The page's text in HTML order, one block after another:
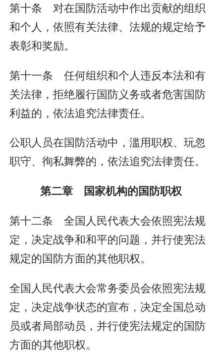
第十条 对在国防活动中作出贡献的组织
和个人，依照有关法律、法规的规定给予
表彰和奖励。
第十一条 任何组织和个人违反本法和有
关法律，拒绝履行国防义务或者危害国防
利益的，依法追究法律责任。
公职人员在国防活动中，滥用职权、玩忽
职守、徇私舞弊的，依法追究法律责任。
第二章 国家机构的国防职权
第十二条 全国人民代表大会依照宪法规
定，决定战争和和平的问题，并行使宪法
规定的国防方面的其他职权。
全国人民代表大会常务委员会依照宪法规
定，决定战争状态的宣布，决定全国总动
员或者局部动员，并行使宪法规定的国防
方面的其他职权。